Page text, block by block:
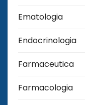
Ematologia
Endocrinologia
Farmaceutica
Farmacologia